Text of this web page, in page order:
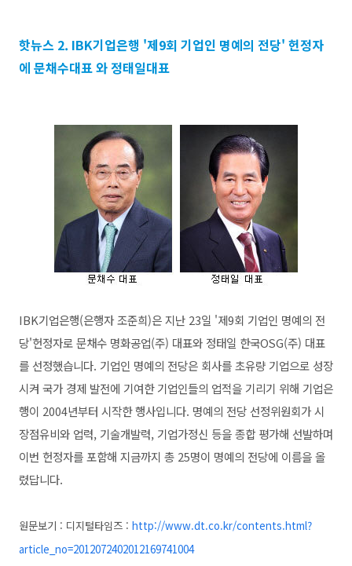
핫뉴스 2. IBK기업은행 '제9회 기업인 명예의 전당' 헌정자
에 문채수대표 와정태일대표
IBK기업은행(은행자 조준희)은 지난 23일 '제9회 기업인 명예의 전
당'헌정자로 문채수 명화공업(주) 대표와 정태일 한국OSG(주) 대표
를 선정했습니다. 기업인 명예의 전당은 회사를 초유량 기업으로 성장
시켜 국가 경제 발전에 기여한 기업인들의 업적을 기리기 위해 기업은
행이 2004년부터 시작한 행사입니다. 명예의 전당 선정위원회가 시
장점유비와 업력, 기술개발력, 기업가정신 등을 종합 평가해 선발하며
이번 헌정자를 포함해 지금까지 총 25명이 명예의 전당에 이름을 올
렸답니다.
원문보기 : 디지털타임즈 : http://www.dt.co.kr/contents.html?
article_no=2012072402012169741004